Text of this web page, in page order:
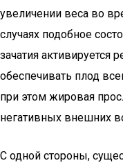
увеличении веса во
случаях подобное
зачатия активируется
обеспечивать плод
при этом жировая
негативных внешних
С одной стороны,